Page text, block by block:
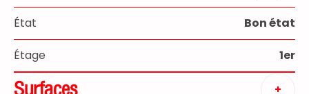
État Bon état
Étage 1er
Surfaces +